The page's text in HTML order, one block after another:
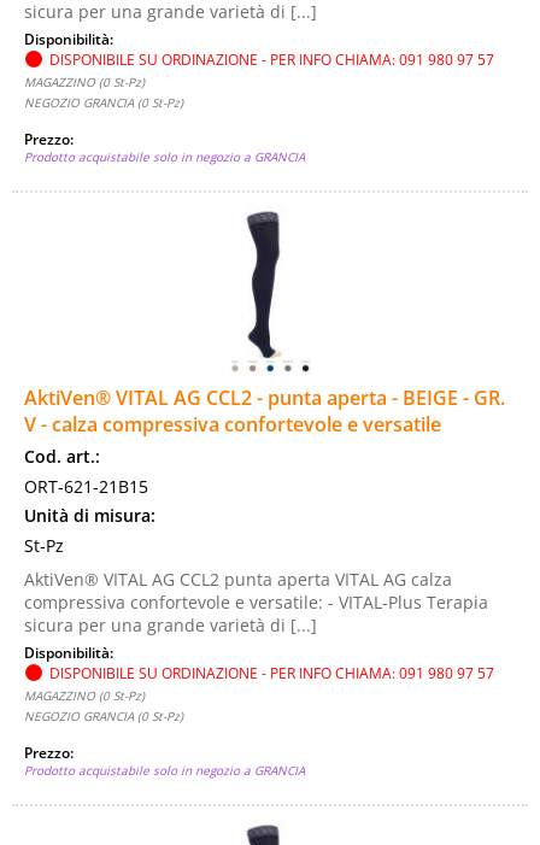
sicura per una grande varietà di [...]
Disponibilità:
DISPONIBILE SU ORDINAZIONE - PER INFO CHIAMA: 091 980 97 57
MAGAZZINO (0 St-Pz)
NEGOZIO GRANCIA (0 St-Pz)
Prezzo:
Prodotto acquistabile solo in negozio a GRANCIA
AktiVen® VITAL AG CCL2 - punta aperta - BEIGE - GR.
V - calza compressiva confortevole e versatile
Cod. art.:
ORT-621-21B15
Unità di misura:
St-Pz
AktiVen® VITAL AG CCL2 punta aperta VITAL AG calza
compressiva confortevole e versatile: - VITAL-Plus Terapia
sicura per una grande varietà di [...]
Disponibilità:
DISPONIBILE SU ORDINAZIONE - PER INFO CHIAMA: 091 980 97 57
MAGAZZINO (0 St-Pz)
NEGOZIO GRANCIA (0 St-Pz)
Prezzo:
Prodotto acquistabile solo in negozio a GRANCIA